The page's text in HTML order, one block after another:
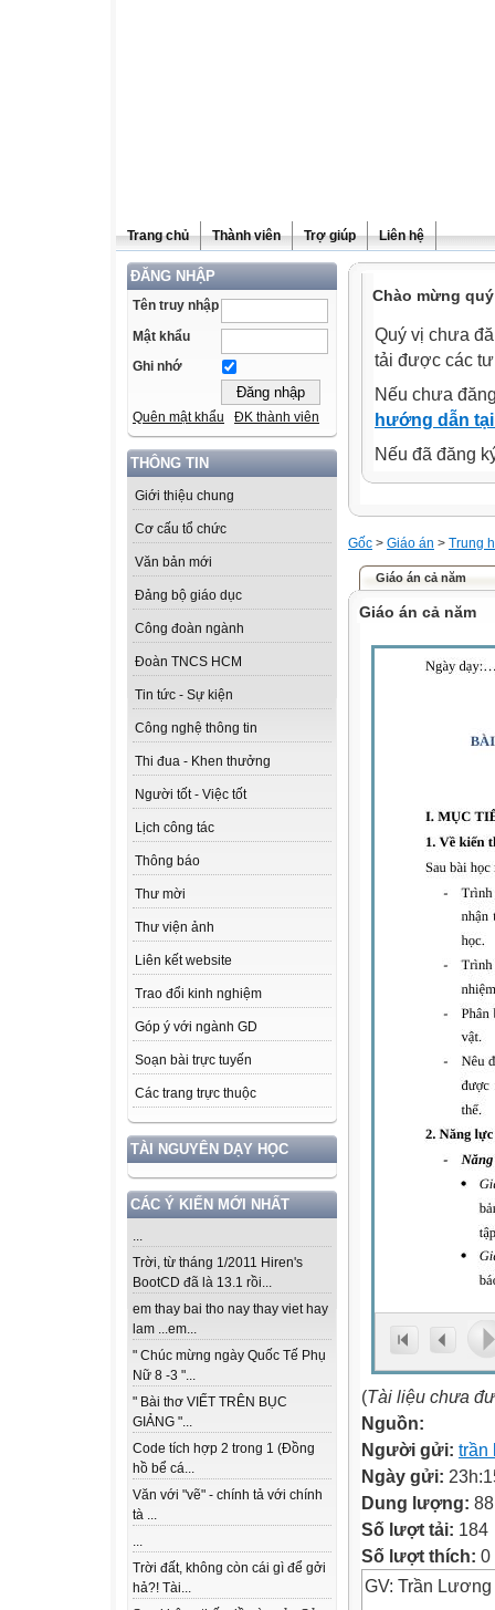
Trang chủ Thành viên Trợ giúp Liên hệ
ĐĂNG NHẬP
Tên truy nhập
Mật khẩu
Ghi nhớ
Quên mật khẩu ĐK thành viên
THÔNG TIN
Giới thiệu chung
Cơ cấu tổ chức
Văn bản mới
Đảng bộ giáo dục
Công đoàn ngành
Đoàn TNCS HCM
Tin tức - Sự kiện
Công nghệ thông tin
Thi đua - Khen thưởng
Người tốt - Việc tốt
Lịch công tác
Thông báo
Thư mời
Thư viện ảnh
Liên kết website
Trao đổi kinh nghiệm
Góp ý với ngành GD
Soạn bài trực tuyến
Các trang trực thuộc
TÀI NGUYÊN DẠY HỌC
CÁC Ý KIẾN MỚI NHẤT
...
Trời, từ tháng 1/2011 Hiren's
BootCD đã là 13.1 rồi...
em thay bai tho nay thay viet hay
lam ...em...
" Chúc mừng ngày Quốc Tế Phụ
Nữ 8 -3 "...
" Bài thơ VIẾT TRÊN BỤC
GIẢNG "...
Code tích hợp 2 trong 1 (Đồng
hồ bể cá...
Văn với "vẽ" - chính tả với chính
tà ...
...
Trời đất, không còn cái gì để gởi
hả?! Tài...
Chào mừng
Quý vị chưa
tải được các
Nếu chưa
hướng dẫn
Nếu đã đăng
Gốc > Giáo án > Trung
Giáo án cả năm
Giáo án cả năm
(Tài liệu chưa
Nguồn:
Người gửi: trần
Ngày gửi:
Dung lượng:
Số lượt tải: 184
Số lượt thích: 0
GV: Trần Lương